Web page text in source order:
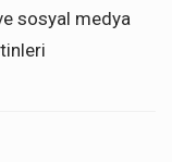
sosyal medya